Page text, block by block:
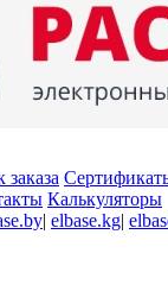
Калькуляторы
| elbase.kg|